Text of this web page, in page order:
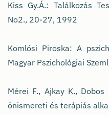
Kiss Gy.Á.: Találkozás
No2., 20-27, 1992
Komlósi Piroska: A
Magyar Pszichológiai
Mérei F., Ajkay K.,
önismereti és terápiás